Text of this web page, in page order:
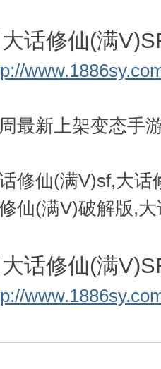
大话修仙(满
最新上架变态手
修仙(满V)sf,大话
仙(满V)破解版,
大话修仙(满